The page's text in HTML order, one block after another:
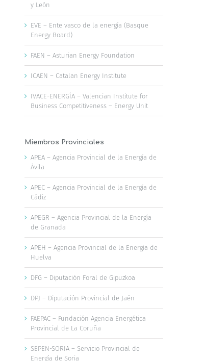
El AMB aprueba medidas para
fomentar las energías renovables,
la disponibilidad de agua y la
infraestructura verde
23 de julio, 2026
ola de
y León
EVE – Ente vasco de la energía (Basque
Energy Board)
FAEN – Asturian Energy Foundation
ICAEN – Catalan Energy Institute
IVACE-ENERGÍA – Valencian Institute for
Business Competitiveness – Energy Unit
Miembros Provinciales
APEA – Agencia Provincial de la Energía de
Ávila
APEC – Agencia Provincial de la Energía de
Cádiz
APEGR – Agencia Provincial de la Energía
de Granada
APEH – Agencia Provincial de la Energía de
Huelva
DFG – Diputación Foral de Gipuzkoa
DPJ – Diputación Provincial de Jaén
FAEPAC – Fundación Agencia Energética
Provincial de La Coruña
SEPEN-SORIA – Servicio Provincial de
Energía de Soria